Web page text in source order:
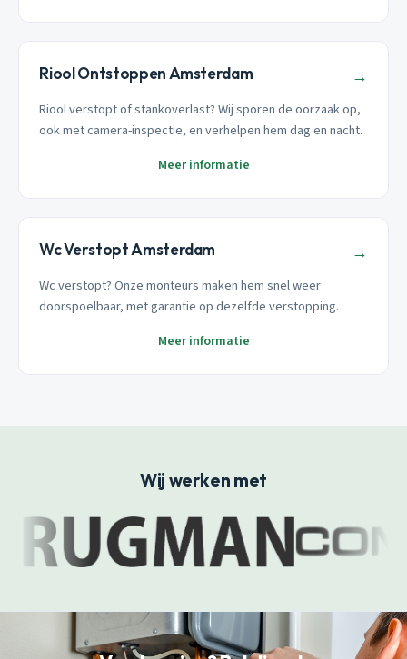
Riool Ontstoppen Amsterdam →
Riool verstopt of stankoverlast? Wij sporen de oorzaak op,
ook met camera-inspectie, en verhelpen hem dag en nacht.
Meer informatie
Wc Verstopt Amsterdam →
Wc verstopt? Onze monteurs maken hem snel weer
doorspoelbaar, met garantie op dezelfde verstopping.
Meer informatie
Wij werken met